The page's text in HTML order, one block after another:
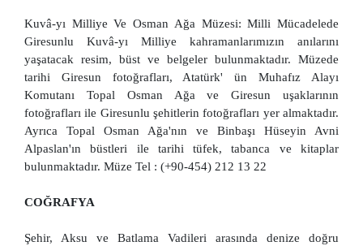
Kuvâ-yı Milliye Ve Osman Ağa Müzesi: Milli Mücadelede
Giresunlu Kuvâ-yı Milliye kahramanlarımızın anılarını
yaşatacak resim, büst ve belgeler bulunmaktadır. Müzede
tarihi Giresun fotoğrafları, Atatürk' ün Muhafız Alayı
Komutanı Topal Osman Ağa ve Giresun uşaklarının
fotoğrafları ile Giresunlu şehitlerin fotoğrafları yer almaktadır.
Ayrıca Topal Osman Ağa'nın ve Binbaşı Hüseyin Avni
Alpaslan'ın büstleri ile tarihi tüfek, tabanca ve kitaplar
bulunmaktadır. Müze Tel : (+90-454) 212 13 22
COĞRAFYA
Şehir, Aksu ve Batlama Vadileri arasında denize doğru